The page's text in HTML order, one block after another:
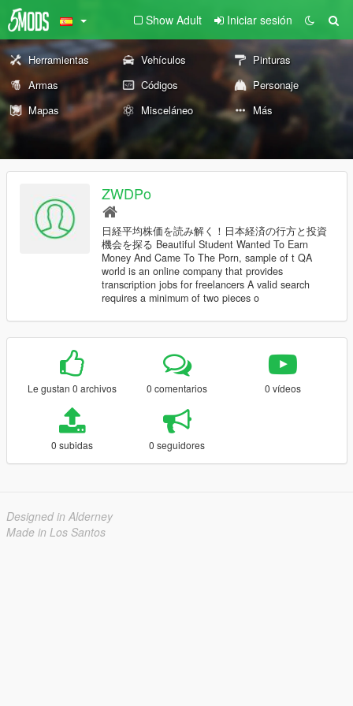
Show Adult Iniciar sesión
Herramientas Vehículos
Pinturas
Armas
Códigos
Personaje
Mapas
Misceláneo Más
ZWDPo
日経平均株価を読み解く！日本経済の行方と投資
機会を探る Beautiful Student Wanted To Earn
Money And Came To The Porn, sample of t QA
world is an online company that provides
transcription jobs for freelancers A valid search
requires a minimum of two pieces o
Le gustan 0 archivos 0 comentarios 0 vídeos
0 subidas 0 seguidores
Designed in Alderney
Made in Los Santos